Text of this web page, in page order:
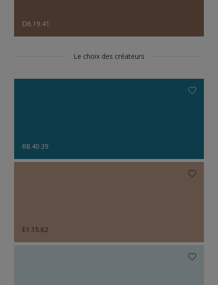
D6.19.41
Le choix des créateurs
R8.40.39
E1.15.62